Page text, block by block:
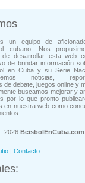
un equipo de
cubano. Nos
de desarrollar esta web
de brindar información
en Cuba y su Serie
noticias,
de debate, juegos online y
buscamos mejorar y
por lo que pronto
en nuestra web como
2026 BeisbolEnCuba.com
| Contacto